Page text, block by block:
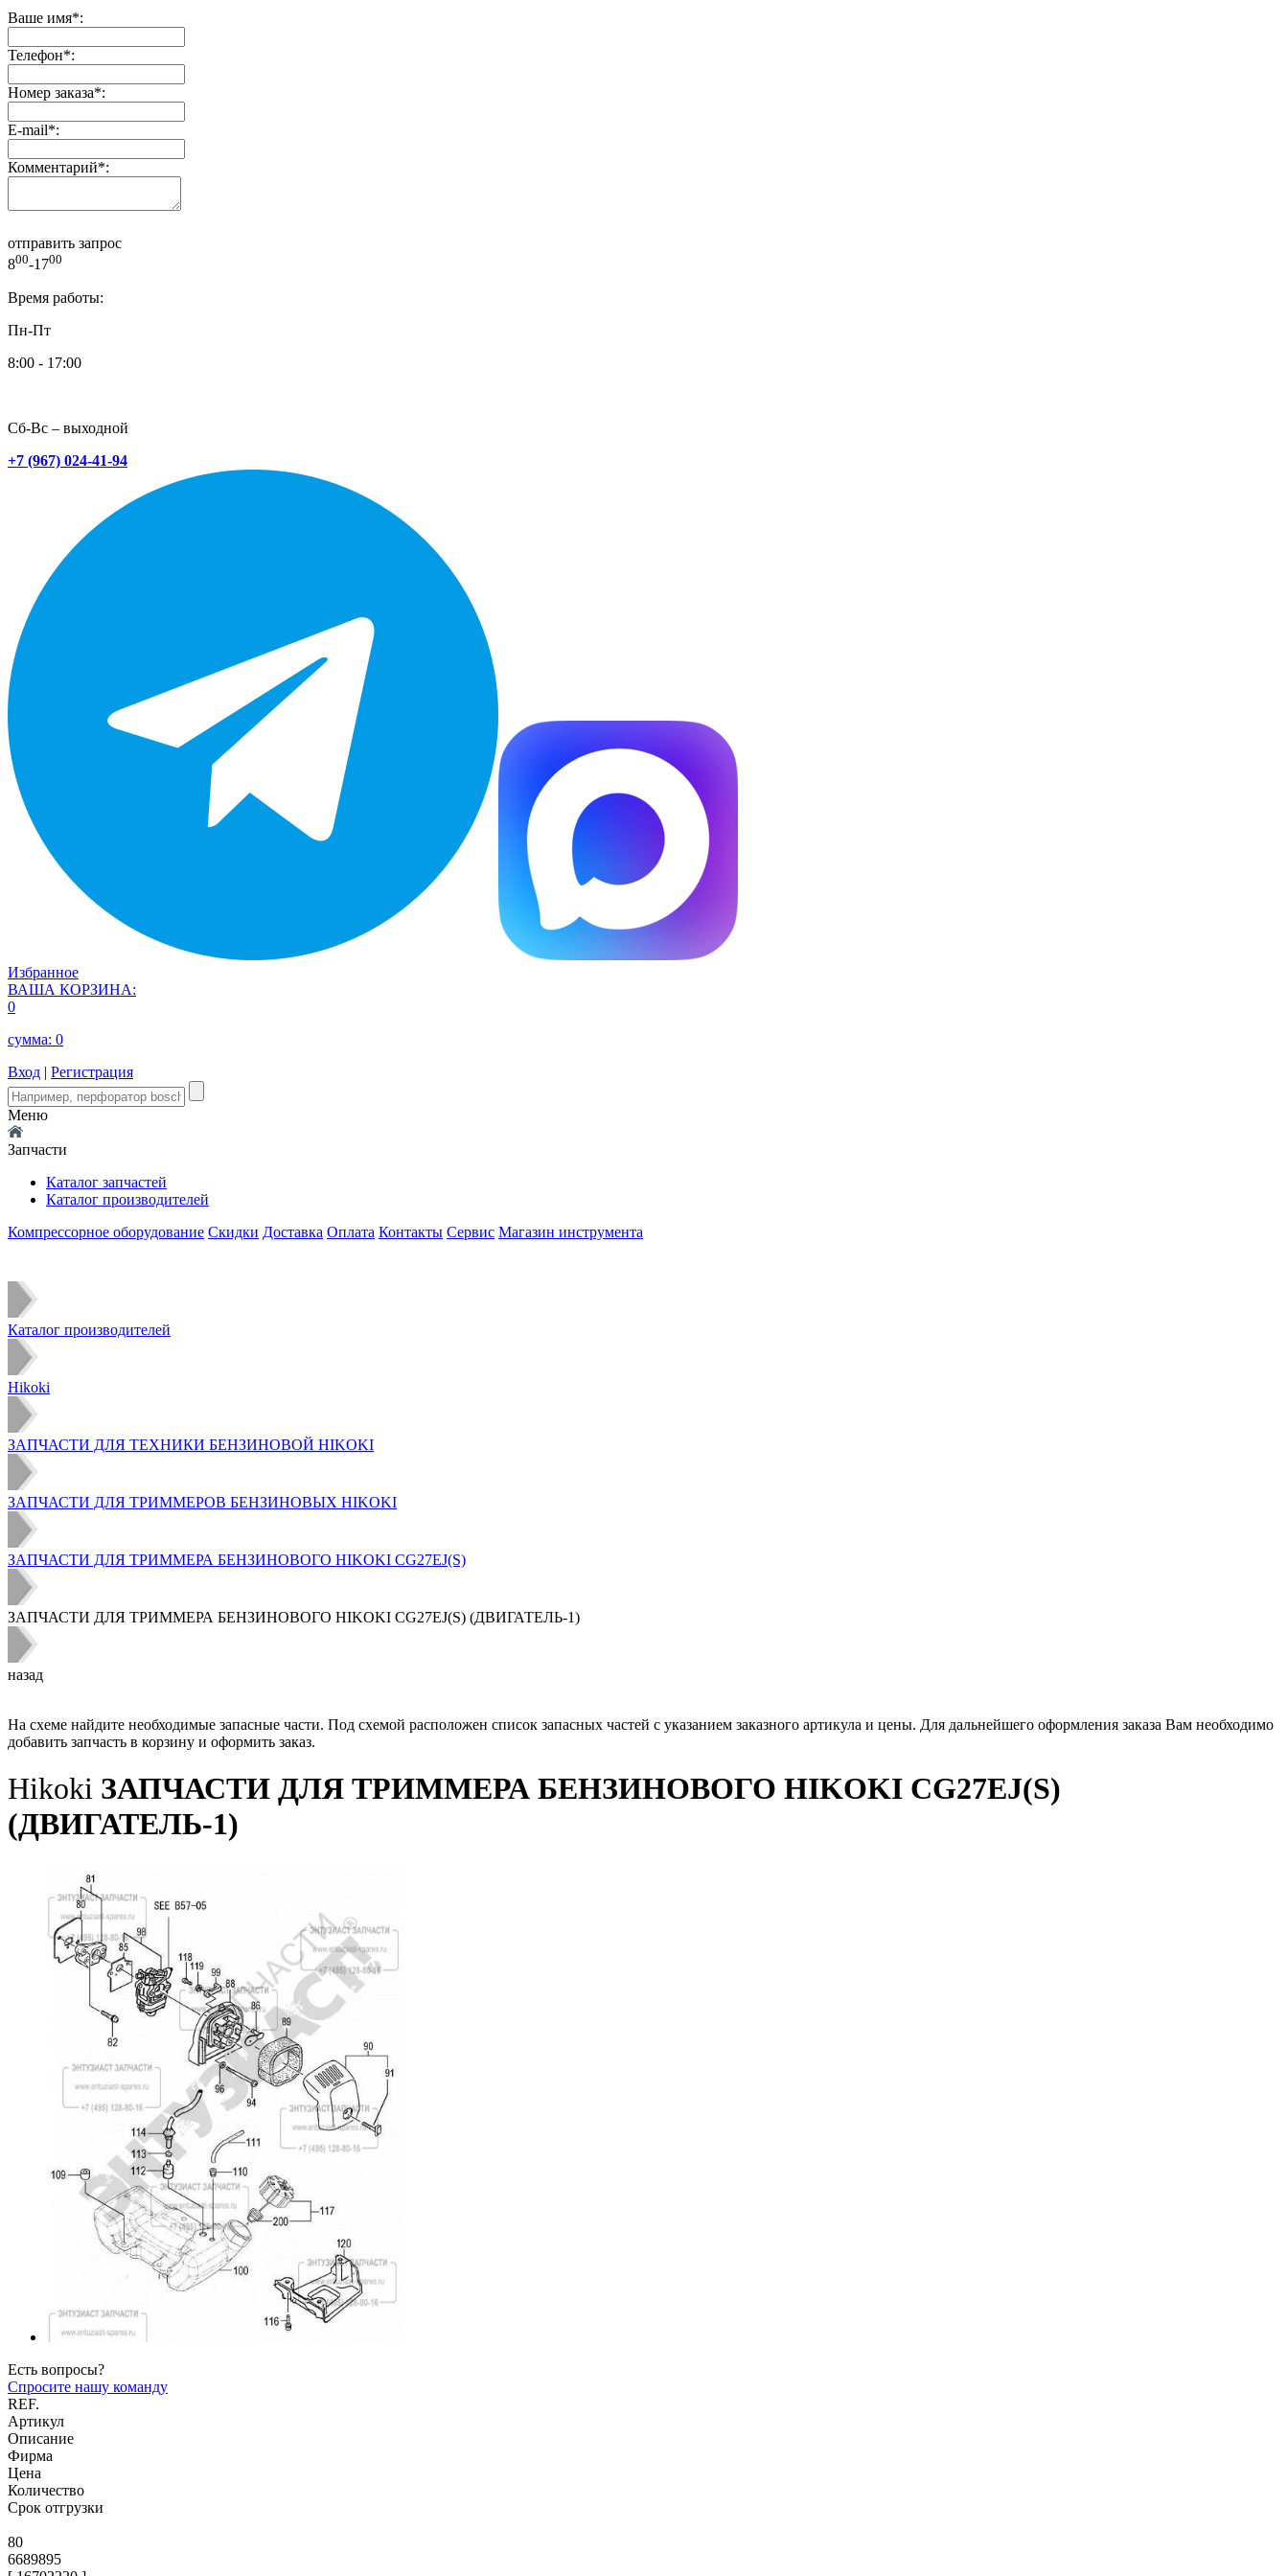
Ваше имя*:
Телефон*:
Номер заказа*:
E-mail*:
Комментарий*:
отправить запрос
800-1700
Время работы:
Пн-Пт
8:00 - 17:00
Сб-Вс – выходной
+7 (967) 024-41-94
Избранное
ВАША КОРЗИНА:
0
сумма: 0
Вход | Регистрация
Меню
Запчасти
Каталог запчастей
Каталог производителей
Компрессорное оборудование Скидки Доставка Оплата Контакты Сервис Магазин инструмента
Каталог производителей
Hikoki
ЗАПЧАСТИ ДЛЯ ТЕХНИКИ БЕНЗИНОВОЙ HIKOKI
ЗАПЧАСТИ ДЛЯ ТРИММЕРОВ БЕНЗИНОВЫХ HIKOKI
ЗАПЧАСТИ ДЛЯ ТРИММЕРА БЕНЗИНОВОГО HIKOKI CG27EJ(S)
ЗАПЧАСТИ ДЛЯ ТРИММЕРА БЕНЗИНОВОГО HIKOKI CG27EJ(S) (ДВИГАТЕЛЬ-1)
назад
На схеме найдите необходимые запасные части. Под схемой расположен список запасных частей с указанием заказного артикула и цены. Для дальнейшего оформления заказа Вам необходимо
добавить запчасть в корзину и оформить заказ.
Hikoki ЗАПЧАСТИ ДЛЯ ТРИММЕРА БЕНЗИНОВОГО HIKOKI CG27EJ(S)
(ДВИГАТЕЛЬ-1)
Есть вопросы?
Спросите нашу команду
REF.
Артикул
Описание
Фирма
Цена
Количество
Срок отгрузки
80
6689895